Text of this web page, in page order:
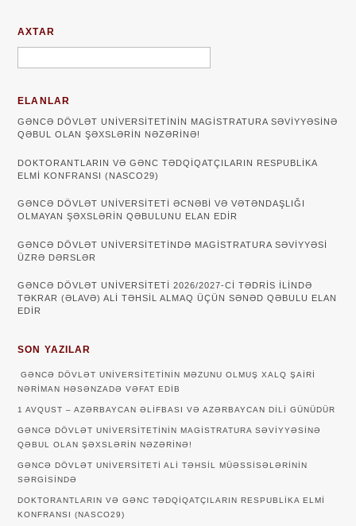
AXTAR
ELANLAR
GƏNCƏ DÖVLƏT UNIVERSITETININ MAGISTRATURA SƏVIYYƏSINƏ
QƏBUL OLAN ŞƏXSLƏRIN NƏZƏRINƏ!
DOKTORANTLARIN VƏ GƏNC TƏDQİQATÇILARIN RESPUBLİKA
ELMİ KONFRANSI (NASCO29)
GƏNCƏ DÖVLƏT UNIVERSITETI ƏCNƏBI VƏ VƏTƏNDAŞLIĞI
OLMAYAN ŞƏXSLƏRIN QƏBULUNU ELAN EDIR
GƏNCƏ DÖVLƏT UNIVERSITETINDƏ MAGISTRATURA SƏVIYYƏSI
ÜZRƏ DƏRSLƏR
GƏNCƏ DÖVLƏT UNİVERSİTETİ 2026/2027-Cİ TƏDRİS İLİNDƏ
TƏKRAR (ƏLAVƏ) ALİ TƏHSİL ALMAQ ÜÇÜN SƏNƏD QƏBULU ELAN
EDİR
SON YAZILAR
GƏNCƏ DÖVLƏT UNIVERSITETININ MƏZUNU OLMUŞ XALQ ŞAIRI
NƏRIMAN HƏSƏNZADƏ VƏFAT EDIB
1 AVQUST – AZƏRBAYCAN ƏLIFBASI VƏ AZƏRBAYCAN DILI GÜNÜDÜR
GƏNCƏ DÖVLƏT UNIVERSITETININ MAGISTRATURA SƏVIYYƏSINƏ
QƏBUL OLAN ŞƏXSLƏRIN NƏZƏRINƏ!
GƏNCƏ DÖVLƏT UNIVERSITETI ALI TƏHSIL MÜƏSSISƏLƏRININ
SƏRGISINDƏ
DOKTORANTLARIN VƏ GƏNC TƏDQİQATÇILARIN RESPUBLİKA ELMİ
KONFRANSI (NASCO29)